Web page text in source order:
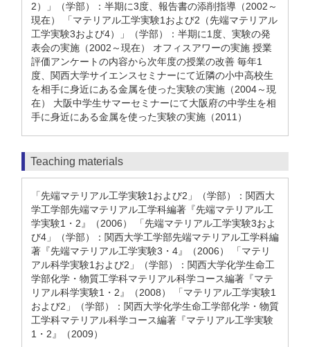
2）」（学部）：半期に3度、報告書の添削指導（2002～
現在） 「マテリアル工学実験1および2（先端マテリアル
工学実験3および4）」（学部）：半期に1度、実験の発
表会の実施（2002～現在） オフィスアワーの実施 授業
評価アンケートの内容から次年度の授業の改善 毎年1
度、関西大学サイエンスセミナーにて近隣の小中高校生
を相手に身近にある金属を使った実験の実施（2004～現
在） 大阪中学生サマーセミナーにて大阪府の中学生を相
手に身近にある金属を使った実験の実施（2011）
Teaching materials
「先端マテリアル工学実験1および2」（学部）：関西大
学工学部先端マテリアル工学科編著『先端マテリアル工
学実験1・2』（2006） 「先端マテリアル工学実験3およ
び4」（学部）：関西大学工学部先端マテリアル工学科編
著『先端マテリアル工学実験3・4』（2006） 「マテリ
アル科学実験1および2」（学部）：関西大学化学生命工
学部化学・物質工学科マテリアル科学コース編著『マテ
リアル科学実験1・2』（2008） 「マテリアル工学実験1
および2」（学部）：関西大学化学生命工学部化学・物質
工学科マテリアル科学コース編著『マテリアル工学実験
1・2』（2009）